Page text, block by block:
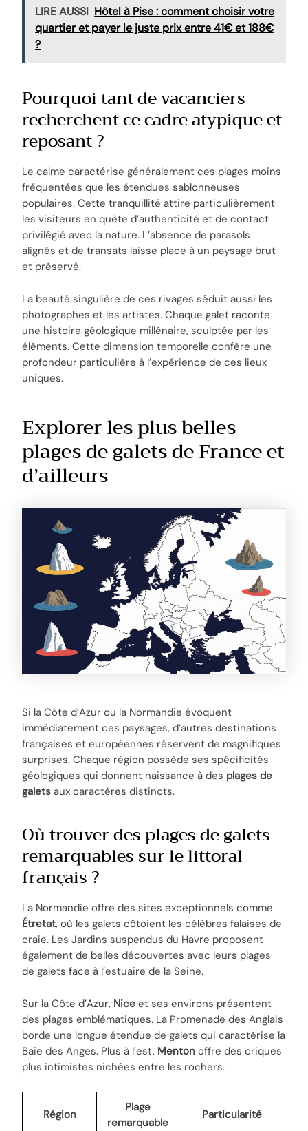
LIRE AUSSI Hôtel à Pise : comment choisir votre
quartier et payer le juste prix entre 41€ et 188€
?
Pourquoi tant de vacanciers
recherchent ce cadre atypique et
reposant ?
Le calme caractérise généralement ces plages moins
fréquentées que les étendues sablonneuses
populaires. Cette tranquillité attire particulièrement
les visiteurs en quête d’authenticité et de contact
privilégié avec la nature. L’absence de parasols
alignés et de transats laisse place à un paysage brut
et préservé.
La beauté singulière de ces rivages séduit aussi les
photographes et les artistes. Chaque galet raconte
une histoire géologique millénaire, sculptée par les
éléments. Cette dimension temporelle confère une
profondeur particulière à l’expérience de ces lieux
uniques.
Explorer les plus belles
plages de galets de France et
d’ailleurs
Si la Côte d’Azur ou la Normandie évoquent
immédiatement ces paysages, d’autres destinations
françaises et européennes réservent de magnifiques
surprises. Chaque région possède ses spécificités
géologiques qui donnent naissance à des plages de
galets aux caractères distincts.
Où trouver des plages de galets
remarquables sur le littoral
français ?
La Normandie offre des sites exceptionnels comme
Étretat, où les galets côtoient les célèbres falaises de
craie. Les Jardins suspendus du Havre proposent
également de belles découvertes avec leurs plages
de galets face à l’estuaire de la Seine.
Sur la Côte d’Azur, Nice et ses environs présentent
des plages emblématiques. La Promenade des Anglais
borde une longue étendue de galets qui caractérise la
Baie des Anges. Plus à l’est, Menton offre des criques
plus intimistes nichées entre les rochers.
Région
Plage
remarquable
Particularité